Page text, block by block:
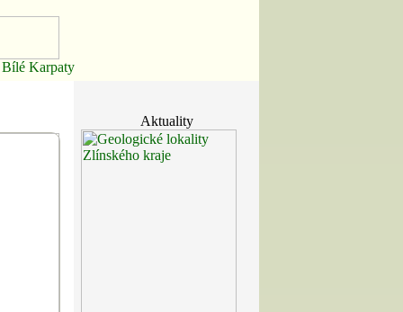
Karpaty
Aktuality